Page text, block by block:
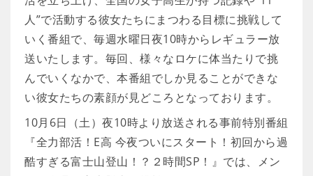
人”で活動する彼女たちにまつわる目標に挑戦して
いく番組で、毎週水曜日夜10時からレギュラー放
送いたします。毎回、様々なロケに体当たりで挑
んでいくなかで、本番組でしか見ることができな
い彼女たちの素顔が見どころとなっております。
10月6日（土）夜10時より放送される事前特別番組
『全力部活！E高 今夜ついにスタート！初回から過
酷すぎる富士山登山！？２時間SP！』では、メン